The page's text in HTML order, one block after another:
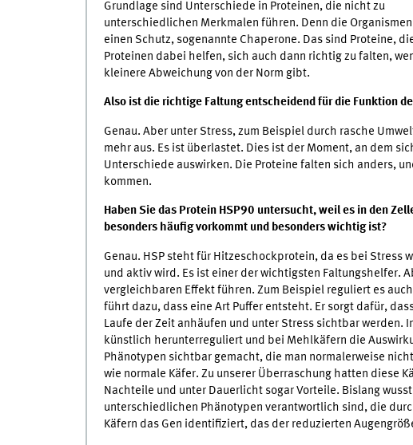
Grundlage sind Unterschiede in Proteinen, die nicht zu
unterschiedlichen Merkmalen führen. Denn die
einen Schutz, sogenannte Chaperone. Das sind Proteine,
Proteinen dabei helfen, sich auch dann richtig zu falten,
kleinere Abweichung von der Norm gibt.
Also ist die richtige Faltung entscheidend für die Funktion
Genau. Aber unter Stress, zum Beispiel durch rasche
mehr aus. Es ist überlastet. Dies ist der Moment, an dem
Unterschiede auswirken. Die Proteine falten sich anders,
kommen.
Haben Sie das Protein HSP90 untersucht, weil es in den
besonders häufig vorkommt und besonders wichtig ist?
Genau. HSP steht für Hitzeschockprotein, da es bei
und aktiv wird. Es ist einer der wichtigsten Faltungshelfer.
vergleichbaren Effekt führen. Zum Beispiel reguliert es
führt dazu, dass eine Art Puffer entsteht. Er sorgt dafür,
Laufe der Zeit anhäufen und unter Stress sichtbar werden.
künstlich herunterreguliert und bei Mehlkäfern die
Phänotypen sichtbar gemacht, die man normalerweise
wie normale Käfer. Zu unserer Überraschung hatten diese
Nachteile und unter Dauerlicht sogar Vorteile. Bislang
unterschiedlichen Phänotypen verantwortlich sind, die
Käfern das Gen identifiziert, das der reduzierten